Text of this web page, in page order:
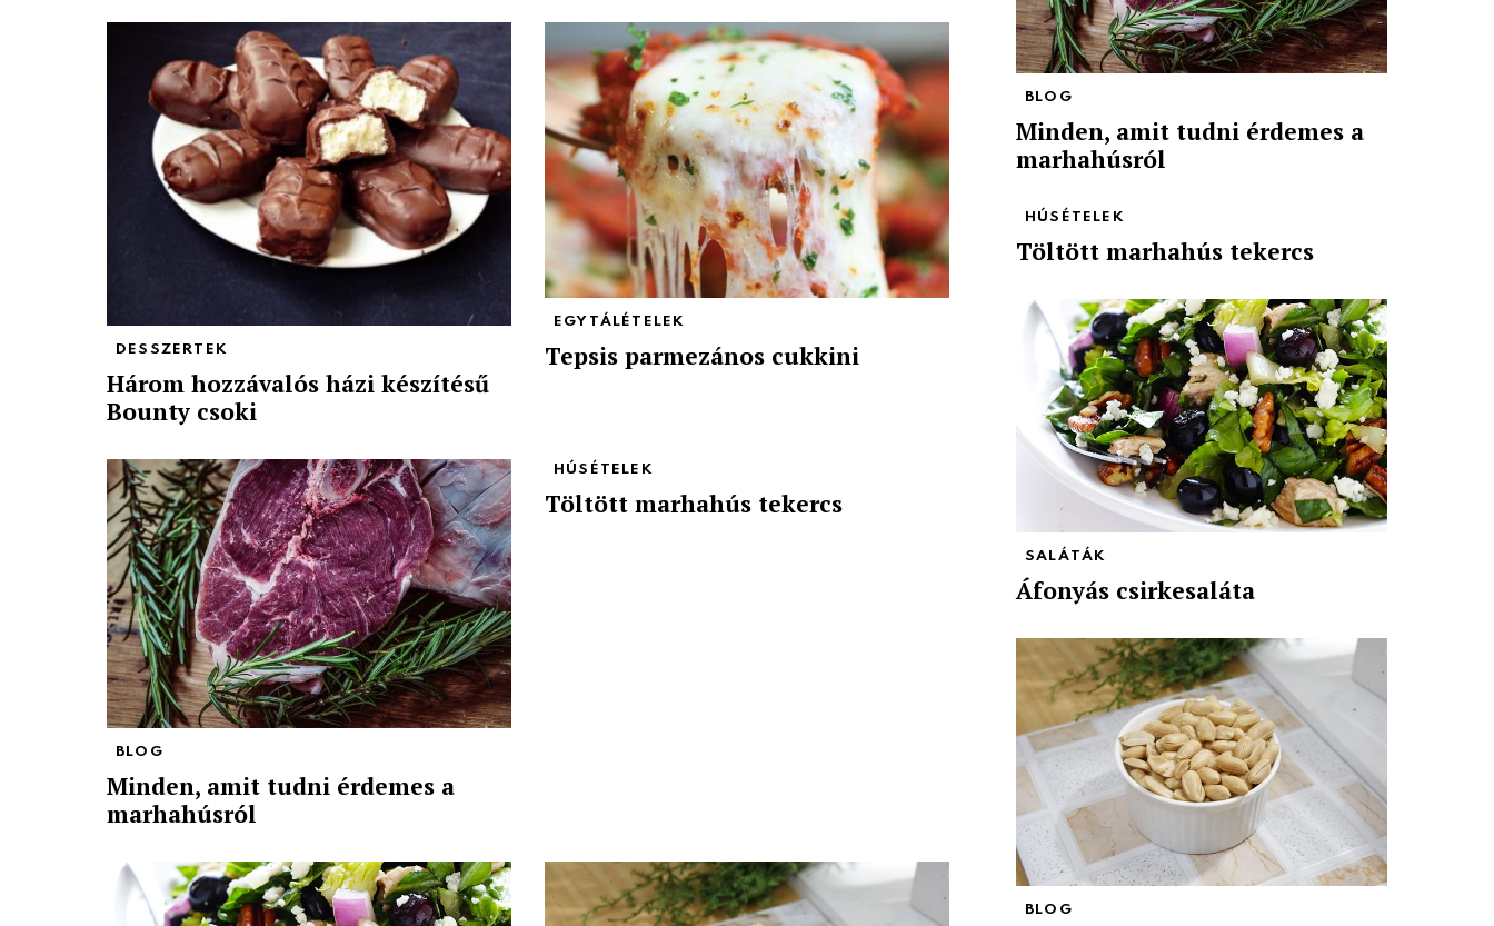
DESSZERTEK
Három hozzávalós házi készítésű
Bounty csoki
EGYTÁLÉTELEK
Tepsis parmezános cukkini
BLOG
Minden, amit tudni érdemes a
marhahúsról
HÚSÉTELEK
Töltött marhahús tekercs
BLOG
Minden, amit tudni érdemes a
marhahúsról
HÚSÉTELEK
Töltött marhahús tekercs
SALÁTÁK
Áfonyás csirkesaláta
BLOG